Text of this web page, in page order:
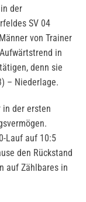
der
SV 04
von Trainer
in
denn sie
– Niederlage.
in der ersten
Lauf auf 10:5
den Rückstand
auf Zählbares in